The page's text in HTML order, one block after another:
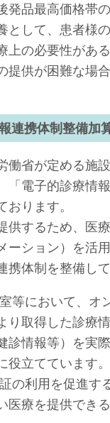
発品最高価格帯
として、患者様
上の必要性があ
提供が困難な場
連携体制整備加
働省が定める施
「電子的診療情
おります。
供するため、医
ーション）を活
携体制を整備して
等において、オ
り取得した診療情
診情報等）を実
役立てています。
の利用を促進す
医療を提供でき